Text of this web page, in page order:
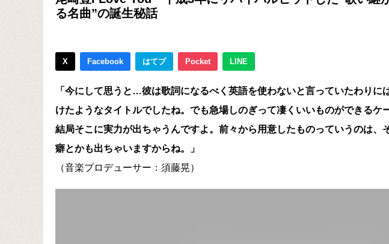
る名曲”の誕生秘話
X Facebook はてブ Pocket LINE
「今にして思うと…彼は歌詞になるべく英語を使わないと言っていたわりに
けたようなタイトルでしたね。でも急場しのぎって凄くいいものができるケ
結局そこに実力が出ちゃうんですよ。前々から用意したものっていうのは、
癖とかも出ちゃいますからね。」
（音楽プロデューサー：須藤晃）